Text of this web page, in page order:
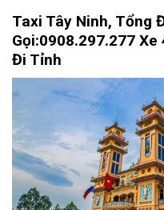
Taxi Tây Ninh, Tổng
Gọi:0908.297.277
Đi Tỉnh